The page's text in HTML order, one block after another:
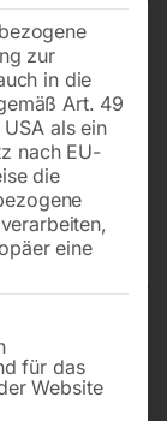
Nr. 1-1
zur
in die
Art. 49
als ein
nach EU-
die
eine
eine
für das
Website